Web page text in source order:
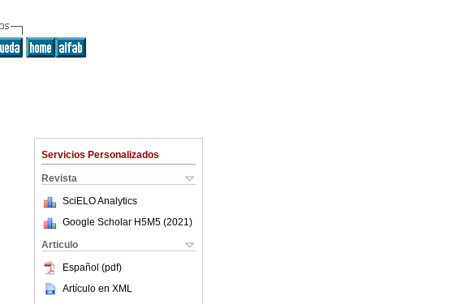
Servicios Personalizados
Revista
SciELO Analytics
Google Scholar H5M5 (2021 )
Articulo
Español (pdf)
Artículo en XML